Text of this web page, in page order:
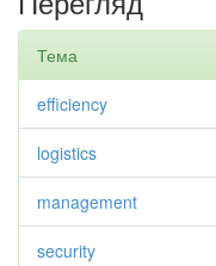
Тема
efficiency
logistics
management
security